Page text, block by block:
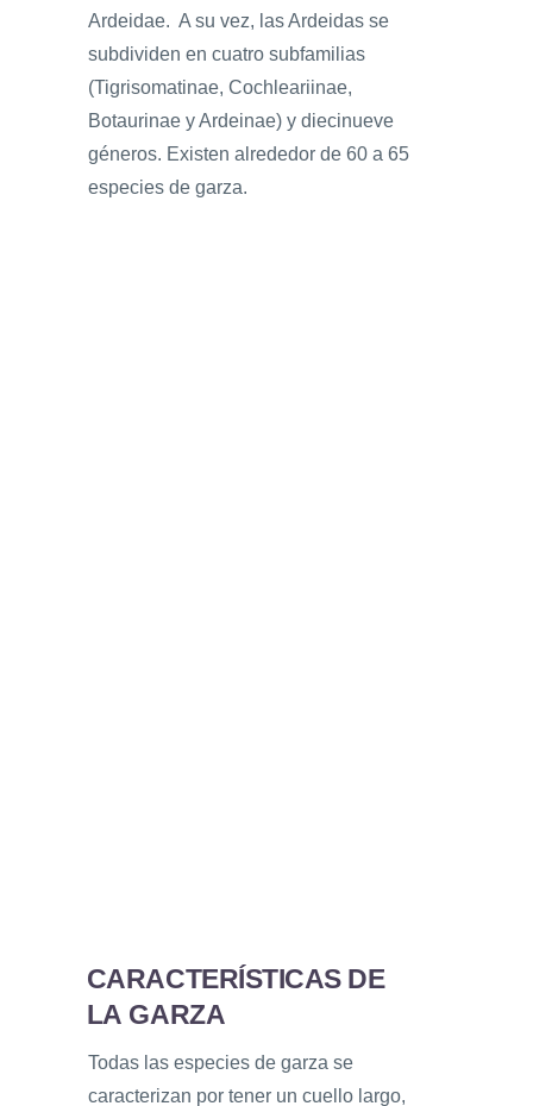
Ardeidae. A su vez, las Ardeidas se
subdividen en cuatro subfamilias
(Tigrisomatinae, Cochleariinae,
Botaurinae y Ardeinae) y diecinueve
géneros. Existen alrededor de 60 a 65
especies de garza.
CARACTERÍSTICAS DE
LA GARZA
Todas las especies de garza se
caracterizan por tener un cuello largo,